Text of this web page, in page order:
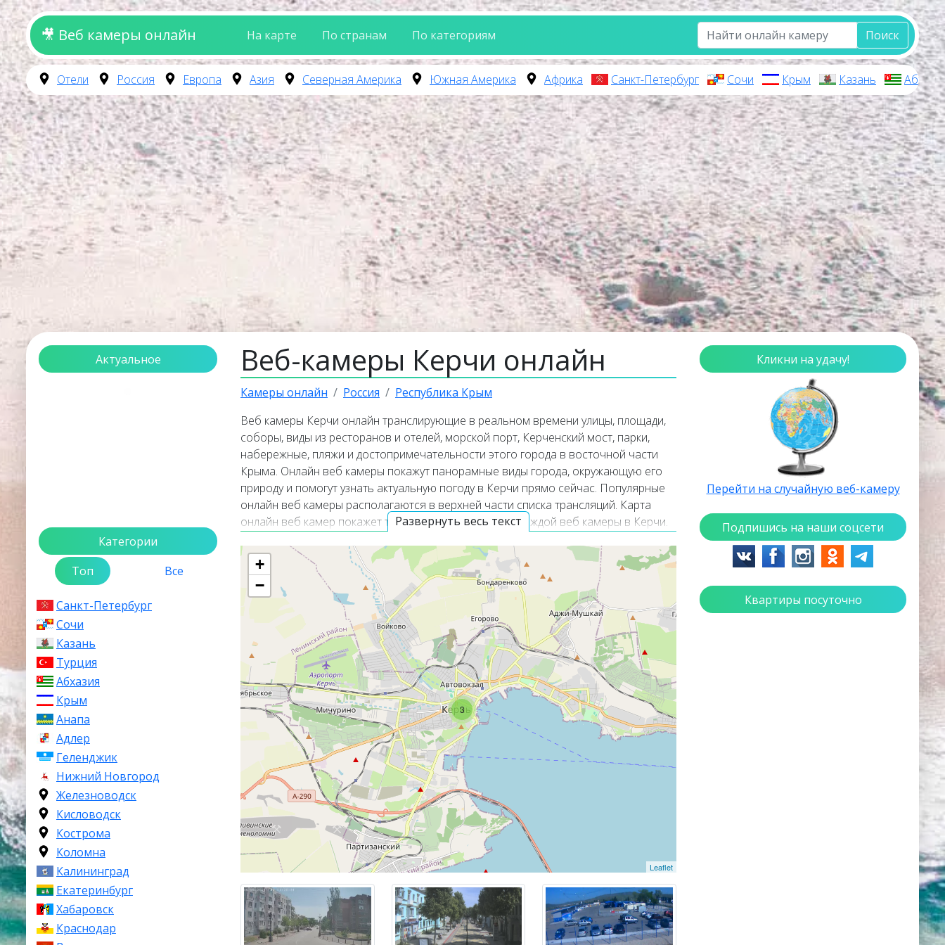
🎥 Веб камеры онлайн На карте По странам По категориям Поиск
Отели Россия Европа Азия Северная Америка Южная Америка Африка Санкт-Петербург Сочи Крым Казань
Актуальное
Категории
Топ
Все
Санкт-Петербург
Сочи
Казань
Турция
Абхазия
Крым
Анапа
Адлер
Геленджик
Нижний Новгород
Железноводск
Кисловодск
Кострома
Коломна
Калининград
Екатеринбург
Хабаровск
Краснодар
Веб-камеры Керчи онлайн
Камеры онлайн Россия Республика Крым
Развернуть весь текст
Веб камеры Керчи онлайн транслирующие в реальном времени улицы, площади,
соборы, виды из ресторанов и отелей, морской порт, Керченский мост, парки,
набережные, пляжи и достопримечательности этого города в восточной части
Крыма. Онлайн веб камеры покажут панорамные виды города, окружающую его
природу и помогут узнать актуальную погоду в Керчи прямо сейчас. Популярные
онлайн веб камеры располагаются в верхней части списка трансляций. Карта
онлайн веб камер покажет точное местоположение каждой веб камеры в Керчи.
Краткая информация о Керчи
Керчь
— это уникальный город на востоке Крымского полуострова, известный
богатой историей и разнообразием исторических и архитектурных
достопримечательностей. Город расположен на западном берегу Керченского
пролива в восточной части Крымского полуострова, в 100 км к востоку от
Феодосиии в 80 км к востоку отЩелкино . В Керчи расположена самая восточная
точка Крыма – мыс Фонарь.
Численность населения города около 154 600 человек, а его площадь 109,161 км².
Керчь является вторым по величине городом Крыма после
Севастополяи
Симферополя.
Керчь один из древнейших городов мира, известный множеством памятников
истории и архитектуры разных эпох. В античные времена здесь располагался
древний акрополь Пантикапей на горе Митридат, основанный греками из Милета,
а в 17 км от Керчи расположен древний город Нимфей. В районе Керчи найдены
множество стоянок древних людей, живших здесь в период неолита (от 4 до 5
тысяч лет до н.э.) и мезолита (от 5 до 8 тысяч лет до н. э.).
Сегодня Керчь один из самых больших морских портов в Крыму, делающих его
важнейшим транспортным центром региона. Керченский мост и Керченская
паромная переправа обеспечивает транспортное, пассажирское и грузовое
сообщение Крымского полуострова с Краснодарским краем.
3
+
−
Leaflet
Кликни на удачу!
Перейти на случайную веб-камеру
Подпишись на наши соцсети
Квартиры посуточно